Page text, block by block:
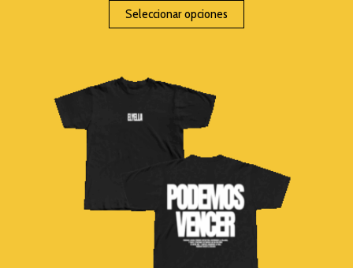
TRASHI
MI CUENTA NEWSLETTER
Seleccionar opciones